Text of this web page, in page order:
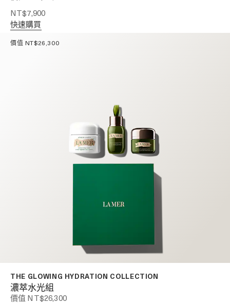
NT$7,900
快速購買
價值 NT$26,300
THE GLOWING HYDRATION COLLECTION
濃萃水光組
價值 NT$26,300